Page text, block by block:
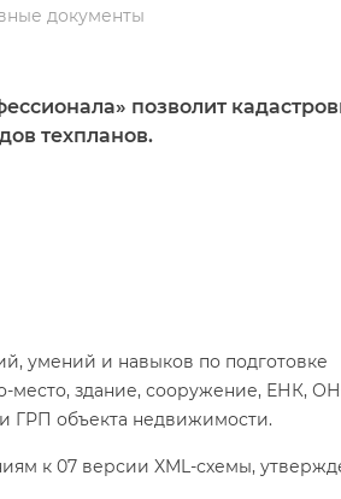
документы
позволит
техпланов.
умений и навыков по подготовке
здание, сооружение, ЕНК,
ГРП объекта недвижимости.
к 07 версии XML-схемы,